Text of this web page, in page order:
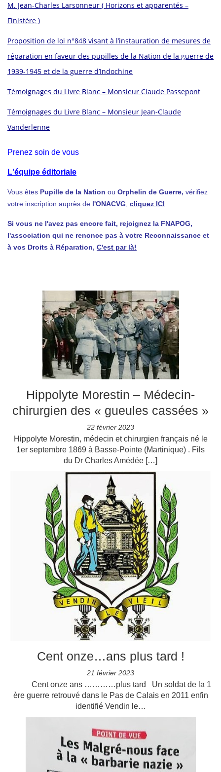
M. Jean-Charles Larsonneur ( Horizons et apparentés –
Finistère )
Proposition de loi n°848 visant à l’instauration de mesures de
réparation en faveur des pupilles de la Nation de la guerre de
1939-1945 et de la guerre d’Indochine
Témoignages du Livre Blanc – Monsieur Claude Passepont
Témoignages du Livre Blanc – Monsieur Jean-Claude
Vanderlenne
Prenez soin de vous
L'équipe éditoriale
Vous êtes Pupille de la Nation ou Orphelin de Guerre, vérifiez
votre inscription auprès de l'ONACVG cliquez ICI
Si vous ne l'avez pas encore fait, rejoignez la FNAPOG,
l'association qui ne renonce pas à votre Reconnaissance et
à vos Droits à Réparation, C'est par là!
Hippolyte Morestin – Médecin-
chirurgien des « gueules cassées »
22 février 2023
Hippolyte Morestin, médecin et chirurgien français né le
1er septembre 1869 à Basse-Pointe (Martinique) . Fils
du Dr Charles Amédée […]
Cent onze…ans plus tard !
21 février 2023
Cent onze ans …………plus tard Un soldat de la 1
ère guerre retrouvé dans le Pas de Calais en 2011 enfin
identifié Vendin le…